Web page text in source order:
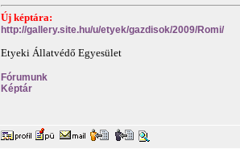
Új képtára:
http://gallery.site.hu/u/etyek/gazdisok/2009/Romi/
Etyeki Állatvédő Egyesület
Fórumunk
Képtár